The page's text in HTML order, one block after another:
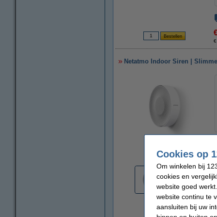
Netatmo Indoor Siren |
Cookies op
Om winkelen bij
cookies en
website goed
website continu te
aansluiten bij uw